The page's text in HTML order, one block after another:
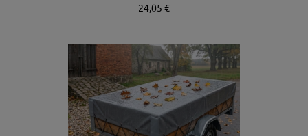
24,05 €